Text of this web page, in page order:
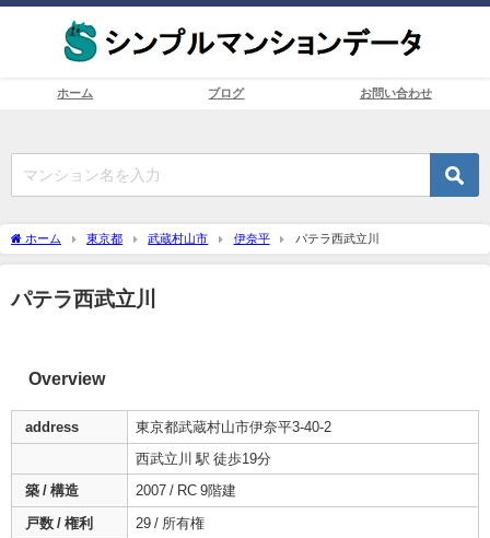
ホーム ブログ お問い合わせ
ホーム 東京都 武蔵村山市 伊奈平 パテラ西武立川
パテラ西武立川
Overview
address 東京都武蔵村山市伊奈平3-40-2
西武立川 駅 徒歩19分
築 / 構造 2007 / RC 9階建
戸数 / 権利 29 / 所有権